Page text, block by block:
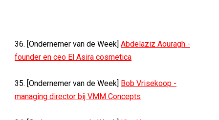
36. [Ondernemer van de Week] Abdelaziz Aouragh -
founder en ceo El Asira cosmetica
35. [Ondernemer van de Week] Bob Vrisekoop -
managing director bij VMM Concepts